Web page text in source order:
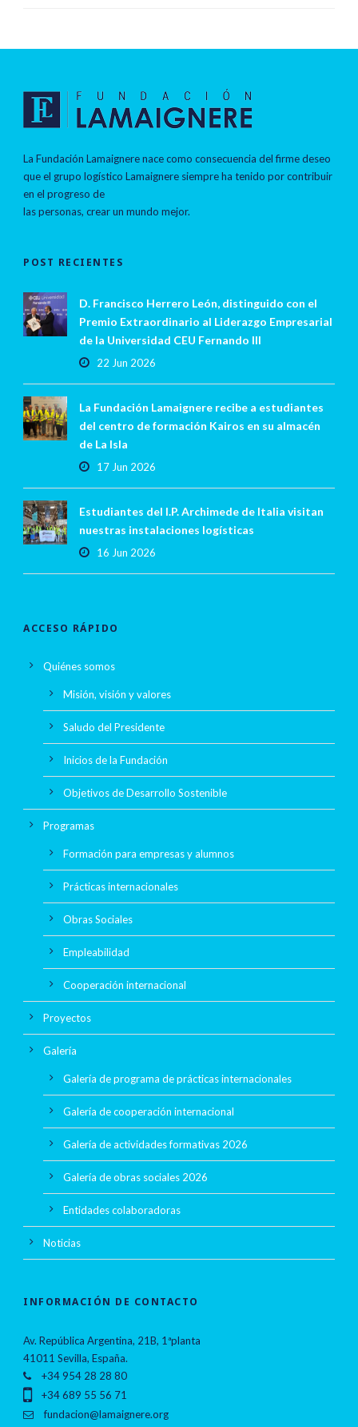
La Fundación Lamaignere nace como consecuencia del firme deseo
que el grupo logístico Lamaignere siempre ha tenido por contribuir
en el progreso de
las personas, crear un mundo mejor.
POST RECIENTES
D. Francisco Herrero León, distinguido con el
Premio Extraordinario al Liderazgo Empresarial
de la Universidad CEU Fernando III
22 Jun 2026
La Fundación Lamaignere recibe a estudiantes
del centro de formación Kairos en su almacén
de La Isla
17 Jun 2026
Estudiantes del I.P. Archimede de Italia visitan
nuestras instalaciones logísticas
16 Jun 2026
ACCESO RÁPIDO
Quiénes somos
Misión, visión y valores
Saludo del Presidente
Inicios de la Fundación
Objetivos de Desarrollo Sostenible
Programas
Formación para empresas y alumnos
Prácticas internacionales
Obras Sociales
Empleabilidad
Cooperación internacional
Proyectos
Galería
Galería de programa de prácticas internacionales
Galería de cooperación internacional
Galería de actividades formativas 2026
Galería de obras sociales 2026
Entidades colaboradoras
Noticias
INFORMACIÓN DE CONTACTO
Av. República Argentina, 21B, 1ªplanta
41011 Sevilla, España.
+34 954 28 28 80
+34 689 55 56 71
fundacion@lamaignere.org